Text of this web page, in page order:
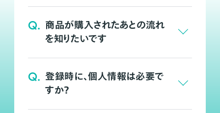
Q. 商品が購入されたあとの流れ
を知りたいです
Q. 登録時に、個人情報は必要で
すか？